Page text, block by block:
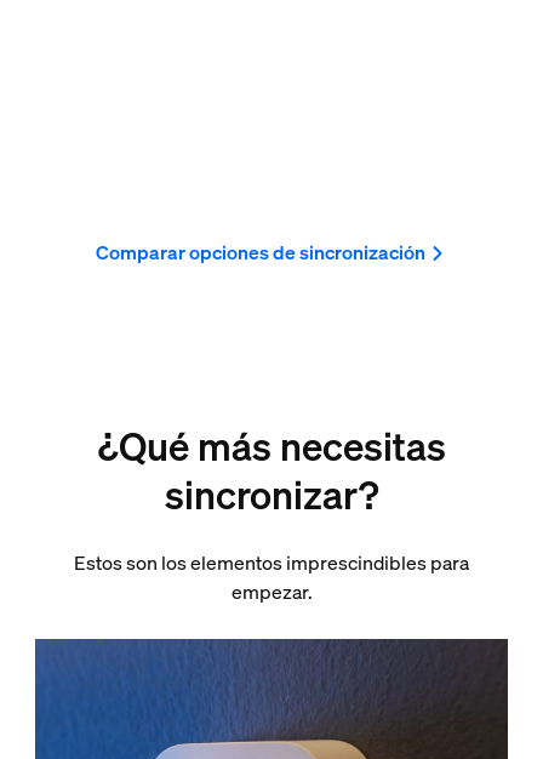
Comparar opciones de sincronización
¿Qué más necesitas
sincronizar?
Estos son los elementos imprescindibles para
empezar.